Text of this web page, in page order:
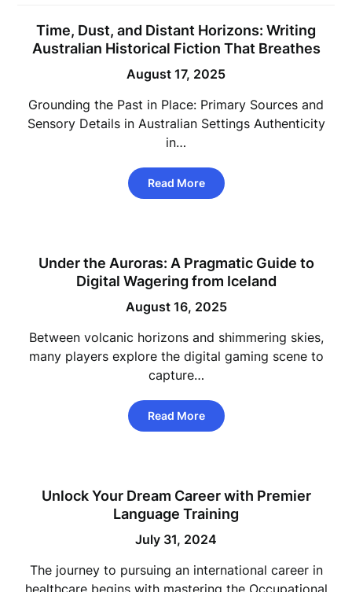
Time, Dust, and Distant Horizons: Writing
Australian Historical Fiction That Breathes
August 17, 2025
Grounding the Past in Place: Primary Sources and
Sensory Details in Australian Settings Authenticity
in…
Read More
Under the Auroras: A Pragmatic Guide to
Digital Wagering from Iceland
August 16, 2025
Between volcanic horizons and shimmering skies,
many players explore the digital gaming scene to
capture…
Read More
Unlock Your Dream Career with Premier
Language Training
July 31, 2024
The journey to pursuing an international career in
healthcare begins with mastering the Occupational